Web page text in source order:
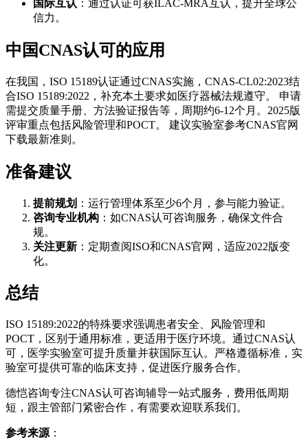
国际互认 ：通过认证可获ILAC-MRA互认，提升全球公
信力。
中国CNAS认可的应用
在我国，ISO 15189认证通过CNAS实施，CNAS-CL02:2023结
合ISO 15189:2022，补充本土要求如医疗器械法规遵守。 申请
需提交质量手册、方法验证报告等，周期约6-12个月。2025版
评审重点包括风险管理和POCT。 建议实验室参考CNAS官网
下载最新准则。
准备建议
提前规划 ：运行管理体系至少6个月，参与能力验证。
咨询专业机构 ：如CNAS认可咨询服务，确保文件合
规。
关注更新 ：定期查阅ISO和CNAS官网，适应2022版变
化。
总结
ISO 15189:2022的特殊要求强调患者安全、风险管理和
POCT，区别于通用标准，更适用于医疗环境。通过CNAS认
可，医学实验室可提升质量并获国际互认。严格遵循标准，实
验室可提供可靠的临床支持，促进医疗服务合作。
德恺咨询专注CNAS认可咨询辅导一站式服务，费用低周期
短，跟主管部门紧密合作，有需要欢迎联系我们。
参考来源 ：